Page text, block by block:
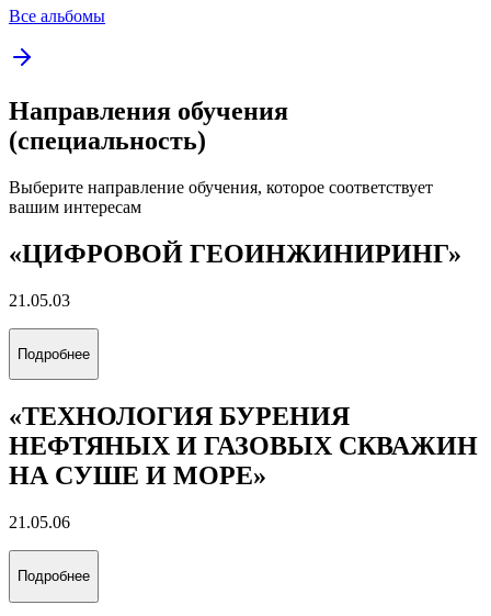
Все альбомы
Направления обучения
(специальность)
Выберите направление обучения, которое соответствует
вашим интересам
«ЦИФРОВОЙ ГЕОИНЖИНИРИНГ»
21.05.03
Подробнее
«ТЕХНОЛОГИЯ БУРЕНИЯ
НЕФТЯНЫХ И ГАЗОВЫХ СКВАЖИН
НА СУШЕ И МОРЕ»
21.05.06
Подробнее